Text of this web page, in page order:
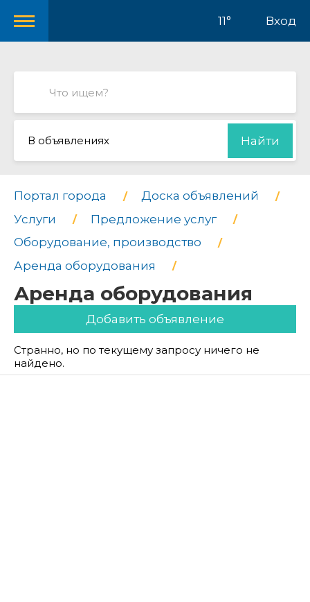
11° Вход
В объявлениях Найти
Портал города
Доска объявлений
Услуги
Предложение услуг
Оборудование, производство
Аренда оборудования
Аренда оборудования
Добавить объявление
Странно, но по текущему запросу ничего не
найдено.